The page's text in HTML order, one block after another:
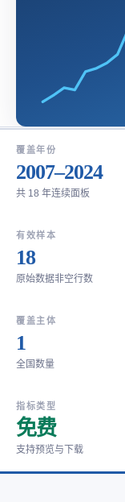
覆盖年份
2007–2024
共 18 年连续面板
有效样本
18
原始数据非空行数
覆盖主体
1
全国数量
指标类型
免费
支持预览与下载